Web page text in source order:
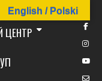
ЦЕНТР
English / Polski